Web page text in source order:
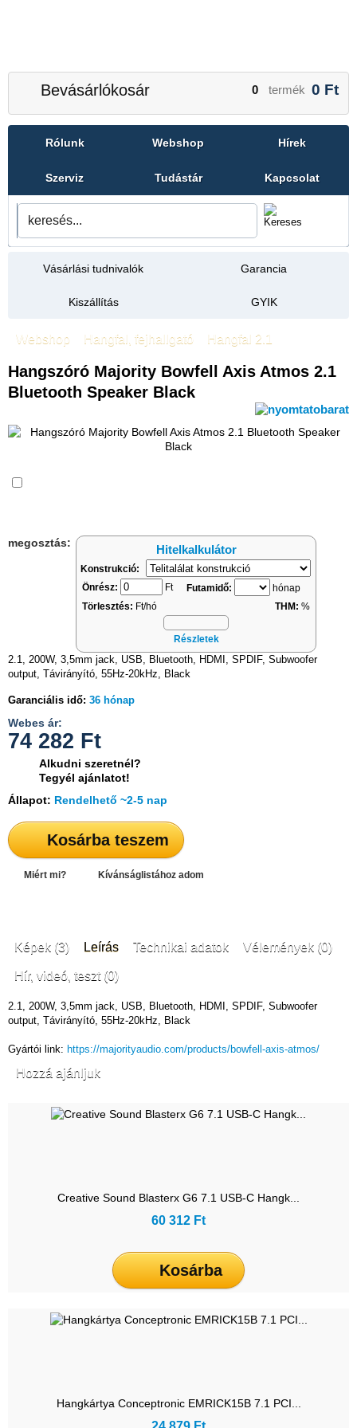
Bevásárlókosár 0 termék 0 Ft
Rólunk Webshop Hírek
Szerviz Tudástár Kapcsolat
Vásárlási tudnivalók Garancia
Kiszállítás GYIK
Webshop Hangfal, fejhallgató Hangfal 2.1
Hangszóró Majority Bowfell Axis Atmos 2.1
Bluetooth Speaker Black
megosztás:
Hitelkalkulátor
Konstrukció:
Önrész:
Ft Futamidő:
hónap
Törlesztés: Ft/hó THM: %
Részletek
2.1, 200W, 3,5mm jack, USB, Bluetooth, HDMI, SPDIF, Subwoofer
output, Távirányító, 55Hz-20kHz, Black
Garanciális idő: 36 hónap
Webes ár:
74 282 Ft
Alkudni szeretnél?
Tegyél ajánlatot!
Állapot: Rendelhető ~2-5 nap
Kosárba teszem
Miért mi? Kívánságlistához adom
Képek (3) Leírás Technikai adatok Vélemények (0)
Hír, videó, teszt (0)
2.1, 200W, 3,5mm jack, USB, Bluetooth, HDMI, SPDIF, Subwoofer
output, Távirányító, 55Hz-20kHz, Black
Gyártói link: https://majorityaudio.com/products/bowfell-axis-atmos/
Hozzá ajánljuk
Creative Sound Blasterx G6 7.1 USB-C Hangk...
60 312 Ft
Kosárba
Hangkártya Conceptronic EMRICK15B 7.1 PCI...